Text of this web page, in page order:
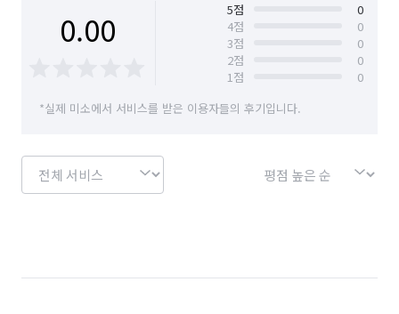
0.00 5점
0
4점
0
3점
0
2점
0
1점
0
*실제 미소에서 서비스를 받은 이용자들의 후기입니다.